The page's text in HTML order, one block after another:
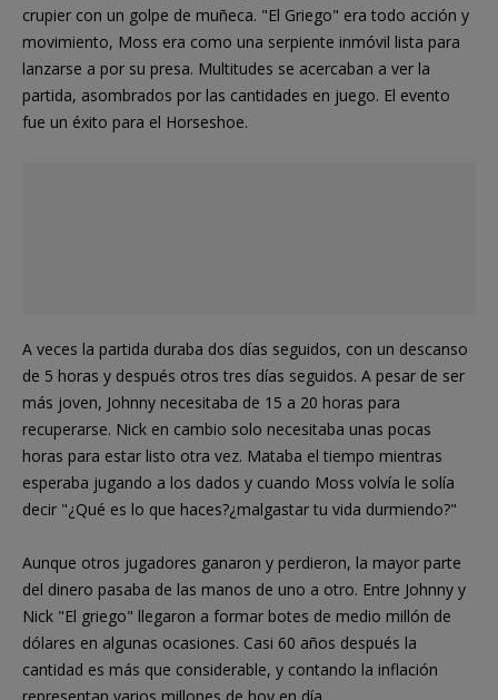
crupier con un golpe de muñeca. "El Griego" era todo acción y
movimiento, Moss era como una serpiente inmóvil lista para
lanzarse a por su presa. Multitudes se acercaban a ver la
partida, asombrados por las cantidades en juego. El evento
fue un éxito para el Horseshoe.
A veces la partida duraba dos días seguidos, con un descanso
de 5 horas y después otros tres días seguidos. A pesar de ser
más joven, Johnny necesitaba de 15 a 20 horas para
recuperarse. Nick en cambio solo necesitaba unas pocas
horas para estar listo otra vez. Mataba el tiempo mientras
esperaba jugando a los dados y cuando Moss volvía le solía
decir "¿Qué es lo que haces?¿malgastar tu vida durmiendo?"
Aunque otros jugadores ganaron y perdieron, la mayor parte
del dinero pasaba de las manos de uno a otro. Entre Johnny y
Nick "El griego" llegaron a formar botes de medio millón de
dólares en algunas ocasiones. Casi 60 años después la
cantidad es más que considerable, y contando la inflación